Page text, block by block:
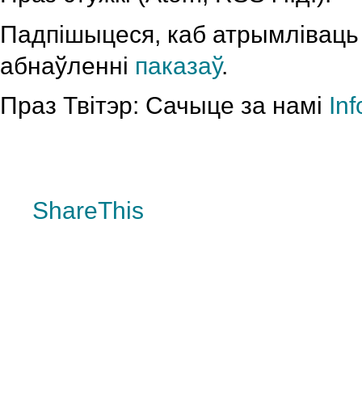
Падпішыцеся, каб
абнаўленні паказаў.
Праз Твітэр: Сачыце за намі
ShareThis